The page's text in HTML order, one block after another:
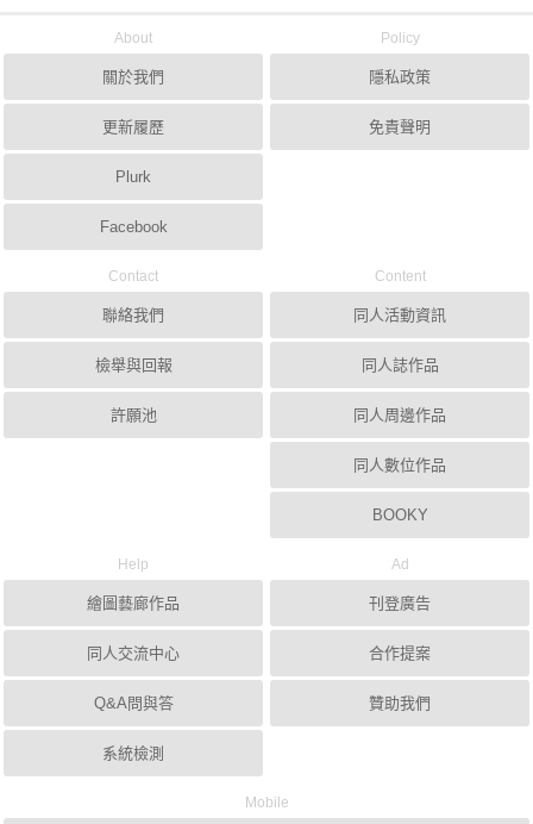
About
關於我們
更新履歷
Plurk
Facebook
Policy
隱私政策
免責聲明
Contact
聯絡我們
檢舉與回報
許願池
Content
同人活動資訊
同人誌作品
同人周邊作品
同人數位作品
BOOKY
Help
繪圖藝廊作品
同人交流中心
Q&A問與答
系統檢測
Ad
刊登廣告
合作提案
贊助我們
Mobile